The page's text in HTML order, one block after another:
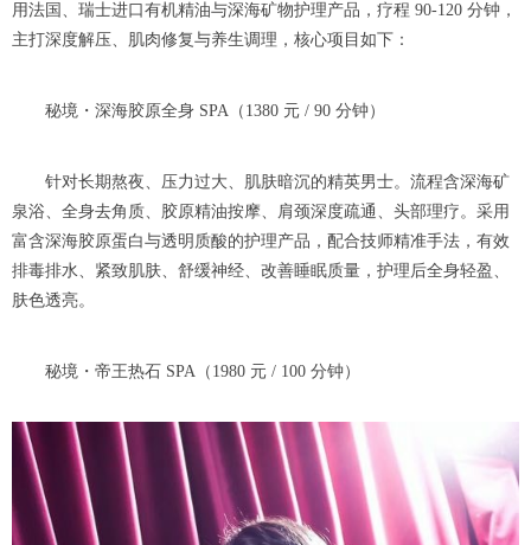
用法国、瑞士进口有机精油与深海矿物护理产品，疗程 90-120 分钟，
主打深度解压、肌肉修复与养生调理，核心项目如下：
秘境・深海胶原全身 SPA（1380 元 / 90 分钟）
针对长期熬夜、压力过大、肌肤暗沉的精英男士。流程含深海矿
泉浴、全身去角质、胶原精油按摩、肩颈深度疏通、头部理疗。采用
富含深海胶原蛋白与透明质酸的护理产品，配合技师精准手法，有效
排毒排水、紧致肌肤、舒缓神经、改善睡眠质量，护理后全身轻盈、
肤色透亮。
秘境・帝王热石 SPA（1980 元 / 100 分钟）